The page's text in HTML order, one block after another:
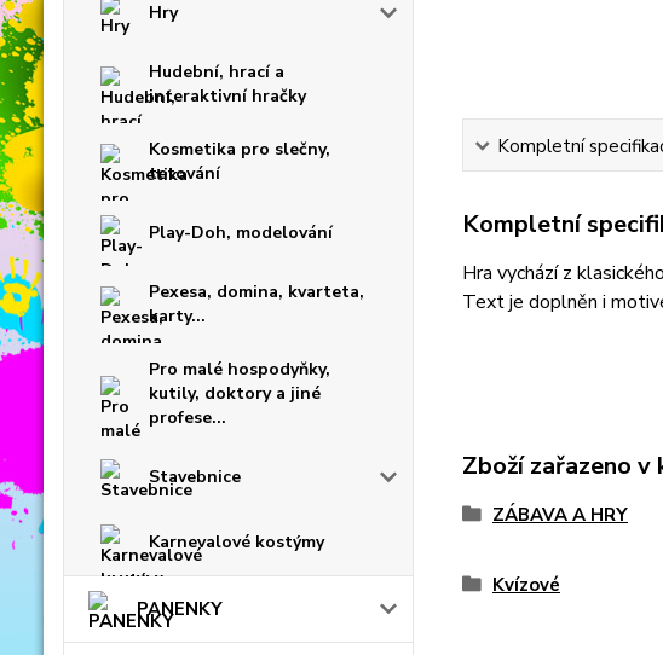
Hry
Hudební, hrací a
interaktivní hračky
Kosmetika pro slečny,
tetování
Play-Doh, modelování
Pexesa, domina, kvarteta,
karty...
Pro malé hospodyňky,
kutily, doktory a jiné
profese...
Stavebnice
Karnevalové kostýmy
PANENKY
Kompletní
Kompletní
Hra vychází z
Text je doplněn i
Zboží zařazeno v
ZÁBAVA A HRY
Kvízové